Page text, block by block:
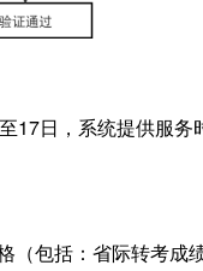
日，系统提供服务
包括：省际转考成绩